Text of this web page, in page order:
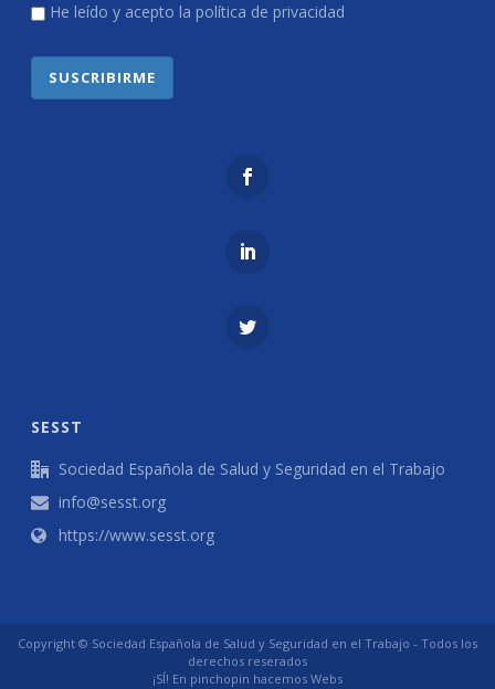
He leído y acepto la política de privacidad
SUSCRIBIRME
SESST
Sociedad Española de Salud y Seguridad en el Trabajo
info@sesst.org
https://www.sesst.org
Copyright © Sociedad Española de Salud y Seguridad en el Trabajo - Todos los
derechos reserados
¡SÍ! En pinchopin hacemos Webs